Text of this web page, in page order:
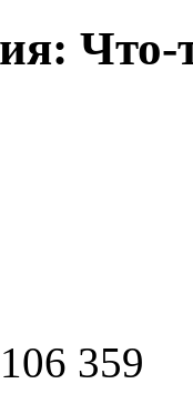
359